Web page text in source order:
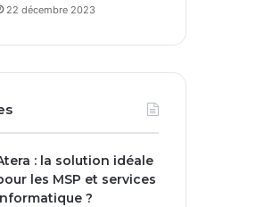
22 décembre 2023
: la solution idéale
les MSP et services
?